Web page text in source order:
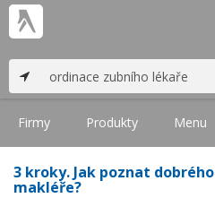
Firmy Produkty Menu
3 kroky. Jak poznat dobrého
makléře?